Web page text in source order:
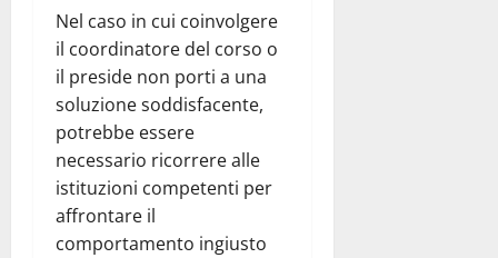
Nel caso in cui coinvolgere
il coordinatore del corso o
il preside non porti a una
soluzione soddisfacente,
potrebbe essere
necessario ricorrere alle
istituzioni competenti per
affrontare il
comportamento ingiusto